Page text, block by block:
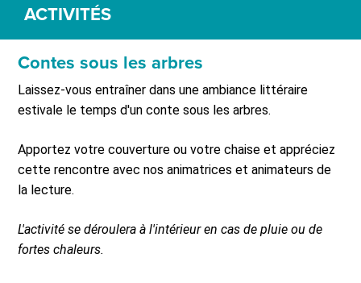
ACTIVITÉS
Contes sous les arbres
Laissez-vous entraîner dans une ambiance littéraire
estivale le temps d'un conte sous les arbres.
Apportez votre couverture ou votre chaise et appréciez
cette rencontre avec nos animatrices et animateurs de
la lecture.
L'activité se déroulera à l'intérieur en cas de pluie ou de
fortes chaleurs.